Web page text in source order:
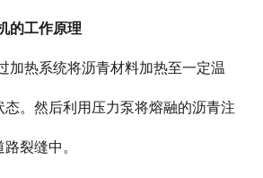
的工作原理
加热系统将沥青材料加热至一定温
态。然后利用压力泵将熔融的沥青注
裂缝中。